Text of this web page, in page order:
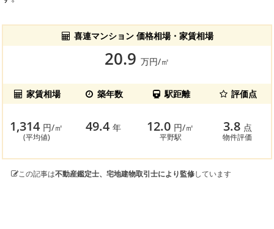
喜連マンション 価格相場・家賃相場
20.9 万円/㎡
家賃相場 築年数 駅距離 評価点
1,314 円/㎡
(平均値)
49.4年 12.0 円/㎡
平野駅
3.8 点
物件評価
この記事は不動産鑑定士、宅地建物取引士により監修しています